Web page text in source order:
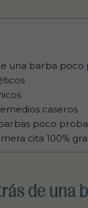
una barba poco
caseros
poco
cita 100%
de una